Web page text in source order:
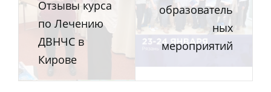
Отзывы курса
по Лечению
ДВНЧС в
Кирове
образователь
ных
мероприятий